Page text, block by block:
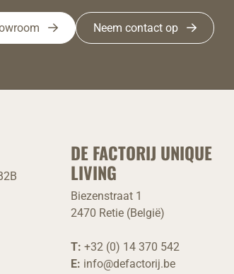
Neem contact op
DE FACTORIJ UNIQUE
LIVING
Biezenstraat 1
2470 Retie (België)
T: +32 (0) 14 370 542
E: info@defactorij.be